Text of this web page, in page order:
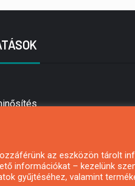
pályázatírásaz eszközön tárolt
információkat – kezelünk
gyűjtéséhez, valamint